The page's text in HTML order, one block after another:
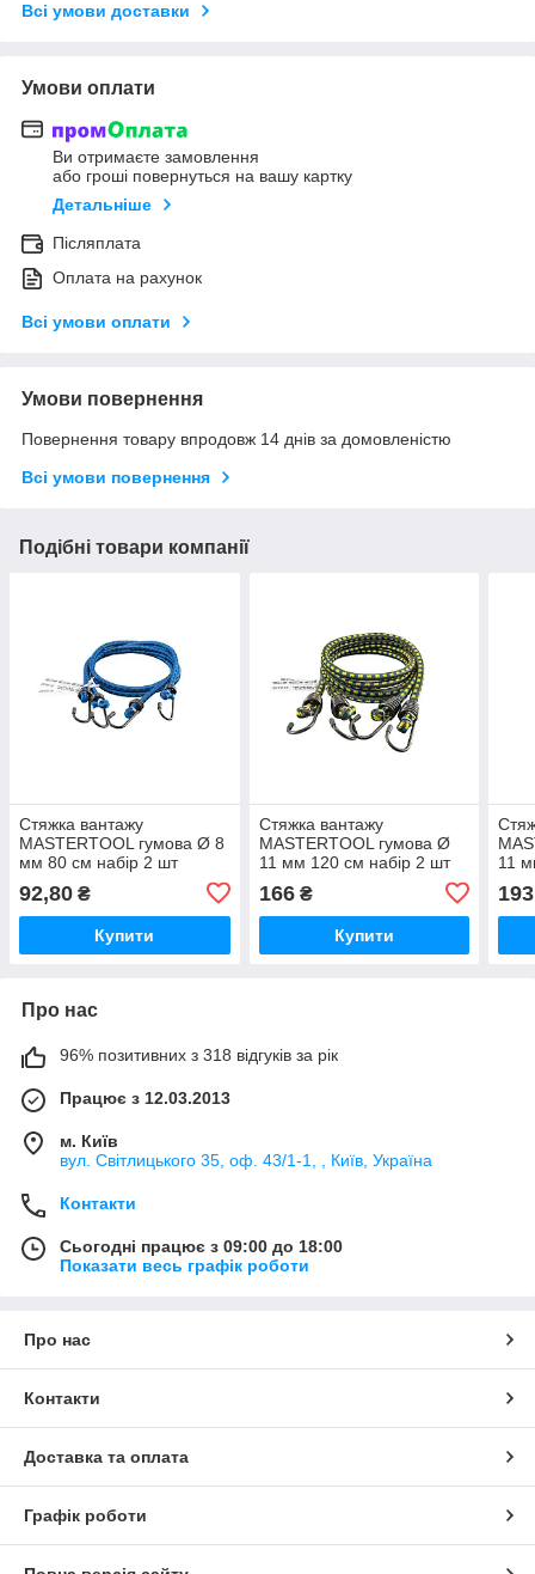
Всі умови доставки
Умови оплати
Ви отримаєте замовлення
або гроші повернуться на вашу картку
Детальніше
Післяплата
Оплата на рахунок
Всі умови оплати
Умови повернення
Повернення товару впродовж 14 днів за домовленістю
Всі умови повернення
Подібні товари компанії
Стяжка вантажу
MASTERTOOL гумова Ø 8
мм 80 см набір 2 шт
92,80 ₴
Купити
Стяжка вантажу
MASTERTOOL гумова Ø
11 мм 120 см набір 2 шт
166₴
Купити
11
193
Про нас
96% позитивних з 318 відгуків за рік
Працює з 12.03.2013
м. Київ
вул. Світлицького 35, оф. 43/1-1, , Київ, Україна
Контакти
Сьогодні працює з 09:00 до 18:00
Показати весь графік роботи
Про нас
Контакти
Доставка та оплата
Графік роботи